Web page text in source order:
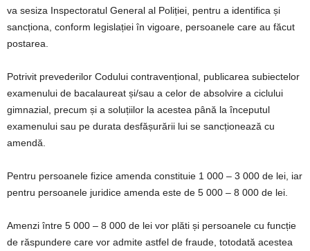
va sesiza Inspectoratul General al Poliției, pentru a identifica și
sancționa, conform legislației în vigoare, persoanele care au făcut
postarea.
Potrivit prevederilor Codului contravențional, publicarea subiectelor
examenului de bacalaureat și/sau a celor de absolvire a ciclului
gimnazial, precum și a soluțiilor la acestea până la începutul
examenului sau pe durata desfășurării lui se sancționează cu
amendă.
Pentru persoanele fizice amenda constituie 1 000 – 3 000 de lei, iar
pentru persoanele juridice amenda este de 5 000 – 8 000 de lei.
Amenzi între 5 000 – 8 000 de lei vor plăti și persoanele cu funcție
de răspundere care vor admite astfel de fraude, totodată acestea